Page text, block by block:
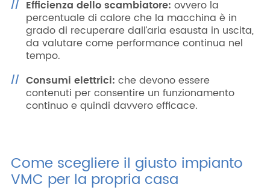
Efficienza dello scambiatore: ovvero la
percentuale di calore che la macchina è in
grado di recuperare dall’aria esausta in uscita,
da valutare come performance continua nel
tempo.
Consumi elettrici: che devono essere
contenuti per consentire un funzionamento
continuo e quindi davvero efficace.
Come scegliere il giusto impianto
VMC per la propria casa